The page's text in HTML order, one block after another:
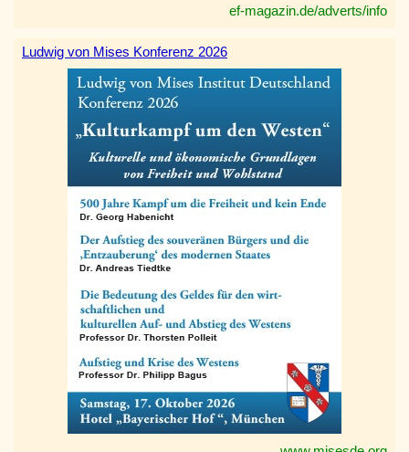
ef-magazin.de/adverts/info
Ludwig von Mises Konferenz 2026